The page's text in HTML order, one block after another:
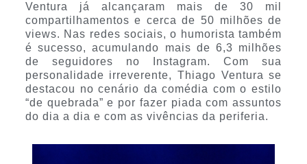
Ventura já alcançaram mais de 30 mil
compartilhamentos e cerca de 50 milhões de
views. Nas redes sociais, o humorista também
é sucesso, acumulando mais de 6,3 milhões
de seguidores no Instagram. Com sua
personalidade irreverente, Thiago Ventura se
destacou no cenário da comédia com o estilo
“de quebrada” e por fazer piada com assuntos
do dia a dia e com as vivências da periferia.